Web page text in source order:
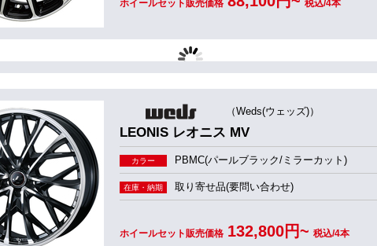
ホイールセット販売価格 税込/4本
（Weds(ウェッズ)）
LEONIS レオニス MV
カラー PBMC(パールブラック/ミラーカット)
在庫・納期 取り寄せ品(要問い合わせ)
ホイールセット販売価格 132,800円~ 税込/4本